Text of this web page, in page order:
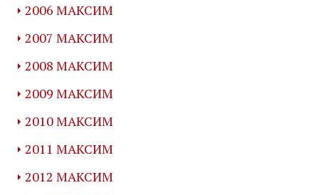
2006 МАКСИМ
2007 МАКСИМ
2008 МАКСИМ
2009 МАКСИМ
2010 МАКСИМ
2011 МАКСИМ
2012 МАКСИМ